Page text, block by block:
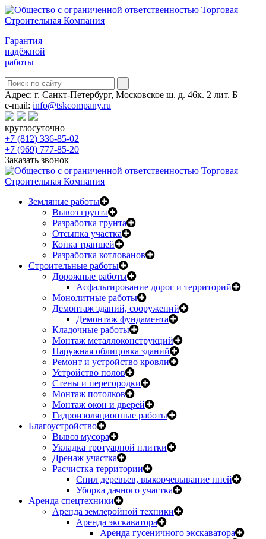
Гарантия
надёжной
работы
Адрес: г. Санкт-Петербург, Московское ш. д. 46к. 2 лит. Б
e-mail: info@tskcompany.ru
круглосуточно
+7 (812) 336-85-02
+7 (969) 777-85-20
Заказать звонок
Земляные работы
Вывоз грунта
Разработка грунта
Отсыпка участка
Копка траншей
Разработка котлованов
Строительные работы
Дорожные работы
Асфальтирование дорог и территорий
Монолитные работы
Демонтаж зданий, сооружений
Демонтаж фундамента
Кладочные работы
Монтаж металлоконструкций
Наружная облицовка зданий
Ремонт и устройство кровли
Устройство полов
Стены и перегородки
Монтаж потолков
Монтаж окон и дверей
Гидроизоляционные работы
Благоустройство
Вывоз мусора
Укладка тротуарной плитки
Дренаж участка
Расчистка территории
Спил деревьев, выкорчевывание пней
Уборка дачного участка
Аренда спецтехники
Аренда землеройной техники
Аренда экскаватора
Аренда гусеничного экскаватора